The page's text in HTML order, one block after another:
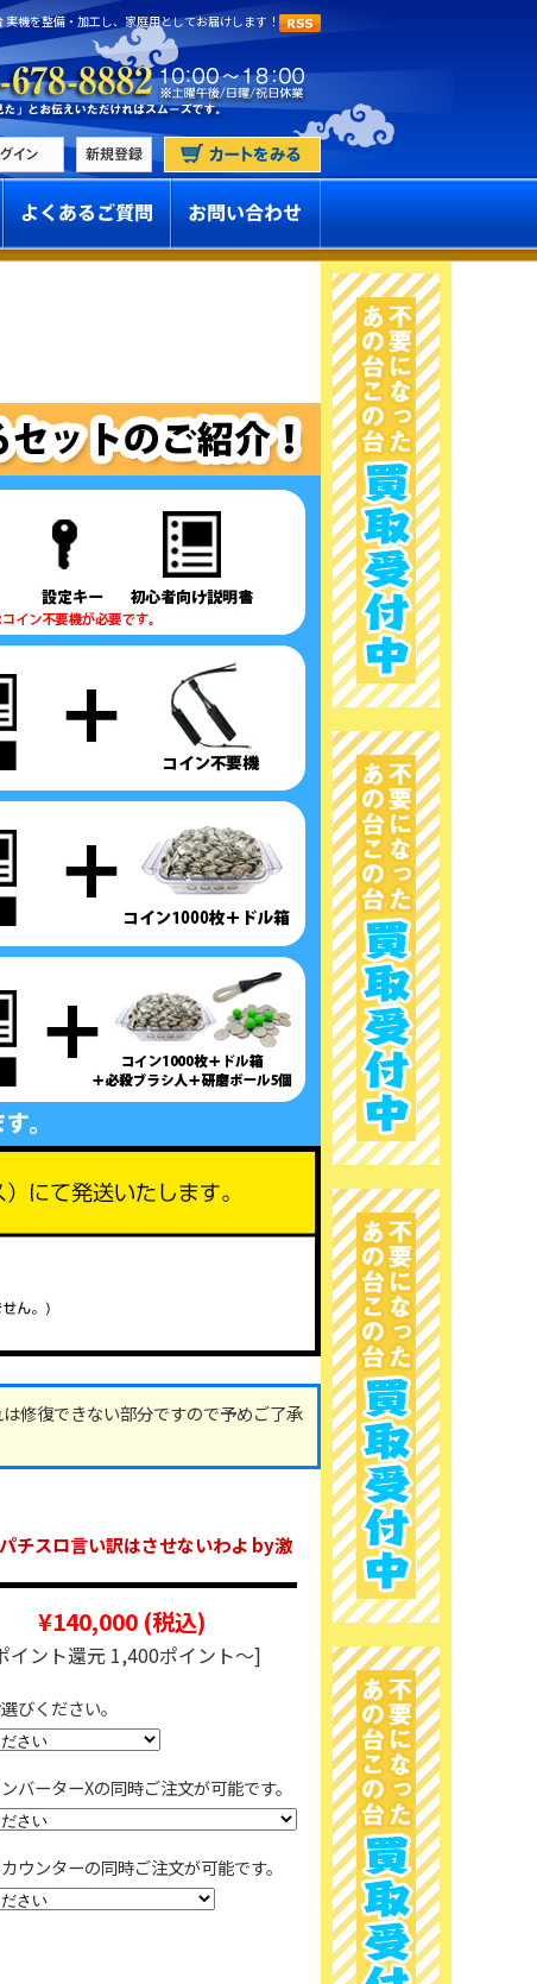
機を整備・加工し、家庭用としてお届けします！
修復できない部分ですので予めご了承
スロ言い訳はさせないわよ by激
¥140,000 (税込)
イント還元 1,400ポイント～]
びください。
バーターXの同時ご注文が可能です。
ウンターの同時ご注文が可能です。